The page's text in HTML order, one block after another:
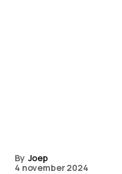
By Joep
4 november 2024